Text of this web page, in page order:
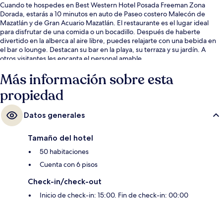
Cuando te hospedes en Best Western Hotel Posada Freeman Zona
Dorada, estarás a 10 minutos en auto de Paseo costero Malecón de
Mazatlán y de Gran Acuario Mazatlán. El restaurante es el lugar ideal
para disfrutar de una comida o un bocadillo. Después de haberte
divertido en la alberca al aire libre, puedes relajarte con una bebida en
el bar o lounge. Destacan su bar en la playa, su terraza y su jardín. A
otros visitantes les encanta el personal amable.
Más información sobre esta
propiedad
Datos generales
Tamaño del hotel
50 habitaciones
Cuenta con 6 pisos
Check-in/check-out
Inicio de check-in: 15:00. Fin de check-in: 00:00